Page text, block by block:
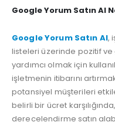
Google Yorum Satın Al
Google Yorum Satın Al,
listeleri üzerinde pozitif
yardımcı olmak için
işletmenin itibarını
potansiyel müşterileri
belirli bir ücret
derecelendirme satın